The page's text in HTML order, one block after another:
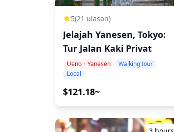
5(21 ulasan)
Jelajah Yanesen, Tokyo:
Tur Jalan Kaki Privat
Ueno・Yanesen
Walking tour
Local
$121.18~